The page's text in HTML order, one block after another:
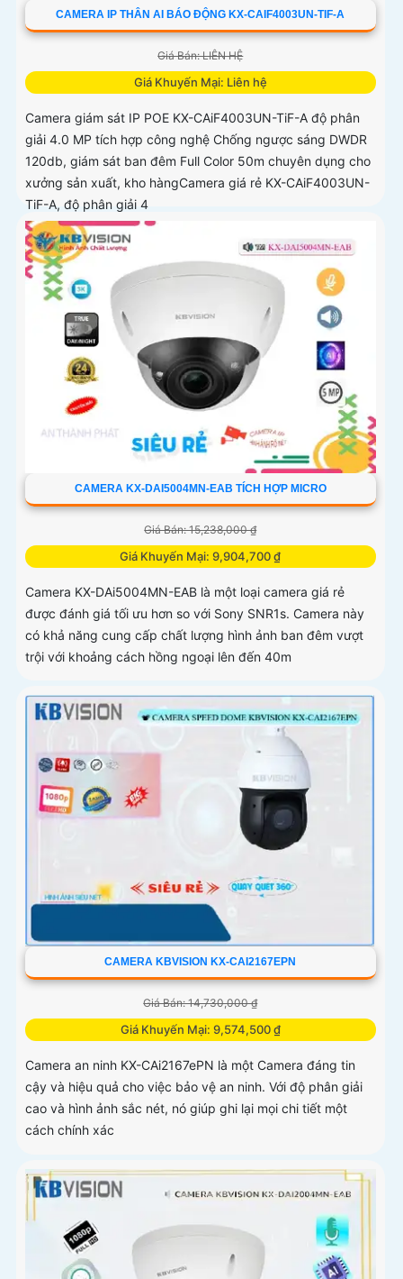
CAMERA IP THÂN AI BÁO ĐỘNG KX-CAIF4003UN-TIF-A
Giá Bán: LIÊN HỆ
Giá Khuyến Mại: Liên hệ
Camera giám sát IP POE KX-CAiF4003UN-TiF-A độ phân
giải 4.0 MP tích hợp công nghệ Chống ngược sáng DWDR
120db, giám sát ban đêm Full Color 50m chuyên dụng cho
xưởng sản xuất, kho hàngCamera giá rẻ KX-CAiF4003UN-
TiF-A, độ phân giải 4
CAMERA KX-DAI5004MN-EAB TÍCH HỢP MICRO
Giá Bán: 15,238,000 ₫
Giá Khuyến Mại: 9,904,700 ₫
Camera KX-DAi5004MN-EAB là một loại camera giá rẻ
được đánh giá tối ưu hơn so với Sony SNR1s. Camera này
có khả năng cung cấp chất lượng hình ảnh ban đêm vượt
trội với khoảng cách hồng ngoại lên đến 40m
CAMERA KBVISION KX-CAI2167EPN
Giá Bán: 14,730,000 ₫
Giá Khuyến Mại: 9,574,500 ₫
Camera an ninh KX-CAi2167ePN là một Camera đáng tin
cậy và hiệu quả cho việc bảo vệ an ninh. Với độ phân giải
cao và hình ảnh sắc nét, nó giúp ghi lại mọi chi tiết một
cách chính xác